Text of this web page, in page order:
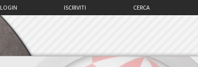
CERCA
ISCRIVITI
LOGIN